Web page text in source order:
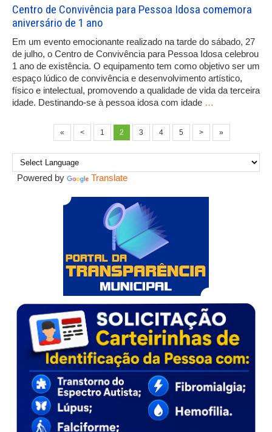
Centro de Convivência para Pessoa Idosa comemora
aniversário de 1 ano
Em um evento emocionante realizado na tarde do sábado, 27
de julho, o Centro de Convivência para Pessoa Idosa celebrou
1 ano de existência. O equipamento tem como objetivo ser um
espaço lúdico de convivência e desenvolvimento artístico,
físico e intelectual, promovendo a qualidade de vida da terceira
idade. Destinando-se à pessoa idosa com idade …
« < 1 2 3 4 5 > »
Powered by Translate